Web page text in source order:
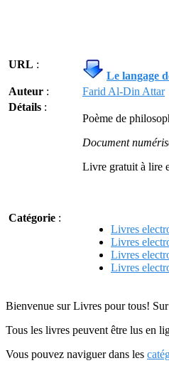
URL :
Le langage
Auteur :
Farid Al-Din Attar
Détails :
Poème de
Document
Livre gratuit à lire
Catégorie :
Livres
Livres
Livres
Livres
Bienvenue sur Livres pour tous!
Tous les livres peuvent être lus en
Vous pouvez naviguer dans les